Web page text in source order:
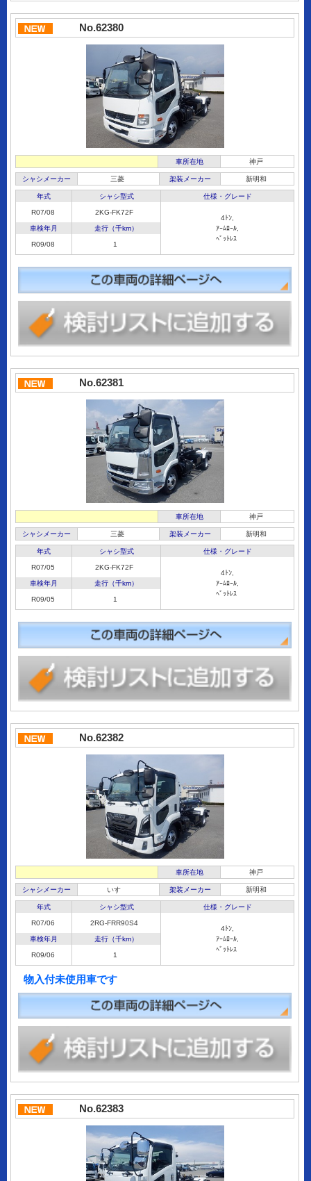
No.62380
車所在地 神戸
シャシメーカー 三菱 架装メーカー 新明和
年式 シャシ型式 仕様・グレード
R07/08 2KG-FK72F
4ﾄﾝ,
ｱｰﾑﾛｰﾙ,
ﾍﾞｯﾄﾚｽ
車検年月 走行（千km）
R09/08 1
No.62381
車所在地 神戸
シャシメーカー 三菱 架装メーカー 新明和
年式 シャシ型式 仕様・グレード
R07/05 2KG-FK72F
4ﾄﾝ,
ｱｰﾑﾛｰﾙ,
ﾍﾞｯﾄﾚｽ
車検年月 走行（千km）
R09/05 1
No.62382
車所在地 神戸
シャシメーカー いすゞ 架装メーカー 新明和
年式 シャシ型式 仕様・グレード
R07/06 2RG-FRR90S4
4ﾄﾝ,
ｱｰﾑﾛｰﾙ,
ﾍﾞｯﾄﾚｽ
車検年月 走行（千km）
R09/06 1
物入付未使用車です
No.62383